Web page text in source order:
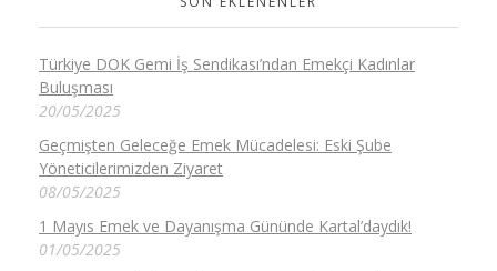
Türkiye DOK Gemi İş Sendikası’ndan Emekçi Kadınlar
Buluşması
20/05/2025
Geçmişten Geleceğe Emek Mücadelesi: Eski Şube
Yöneticilerimizden Ziyaret
08/05/2025
1 Mayıs Emek ve Dayanışma Gününde Kartal’daydık!
01/05/2025